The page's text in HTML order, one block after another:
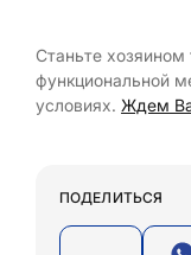
Станьте хозяином
функциональной
условиях. Ждем
ПОДЕЛИТЬСЯ